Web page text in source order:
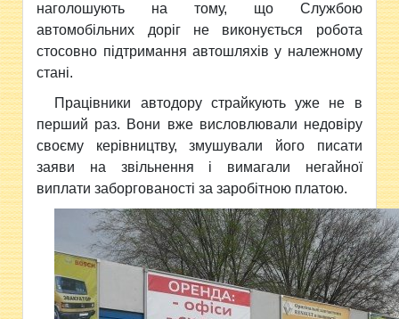
наголошують на тому, що Службою
автомобільних доріг не виконується робота
стосовно підтримання автошляхів у належному
стані.
Працівники автодору страйкують уже не в
перший раз. Вони вже висловлювали недовіру
своєму керівництву, змушували його писати
заяви на звільнення і вимагали негайної
виплати заборгованості за заробітною платою.